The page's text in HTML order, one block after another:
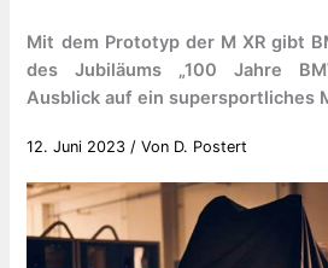
Mit dem Prototyp der M XR gibt
des Jubiläums „100 Jahre
Ausblick auf ein supersportliches
12. Juni 2023 / Von D. Postert